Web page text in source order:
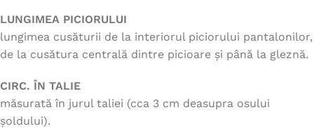
LUNGIMEA PICIORULUI
lungimea cusăturii de la interiorul piciorului pantalonilor,
de la cusătura centrală dintre picioare și până la gleznă.
CIRC. ÎN TALIE
măsurată în jurul taliei (cca 3 cm deasupra osului
șoldului).